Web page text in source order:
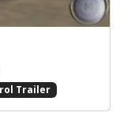
Trailer